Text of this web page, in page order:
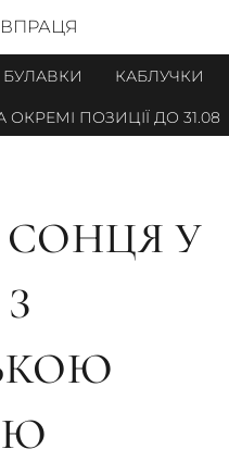
БУЛАВКИ КАБЛУЧКИ
ПОЗИЦІЇ ДО 31.08
У